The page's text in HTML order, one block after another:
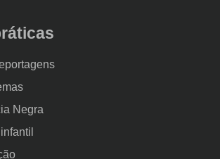
Negra